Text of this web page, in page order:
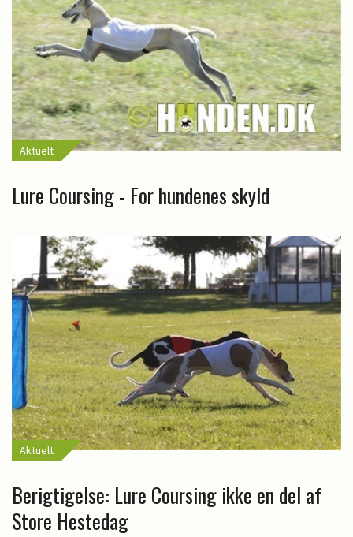
Aktuelt
Lure Coursing - For hundenes skyld
Aktuelt
Berigtigelse: Lure Coursing ikke en del af
Store Hestedag